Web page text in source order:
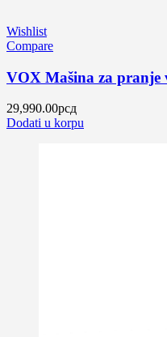
Wishlist
Compare
VOX Mašina za pranje
29,990.00рсд
Dodati u korpu